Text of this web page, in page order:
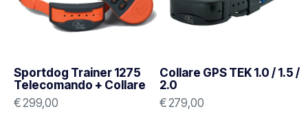
Sportdog Trainer 1275
Telecomando + Collare
€299,00
Collare GPS TEK 1.0 / 1.5 /
2.0
€279,00